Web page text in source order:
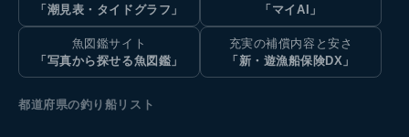
「潮見表・タイドグラフ」
「マイAI」
魚図鑑サイト
「写真から探せる魚図鑑」
充実の補償内容と安さ
「新・遊漁船保険DX」
都道府県の釣り船リスト